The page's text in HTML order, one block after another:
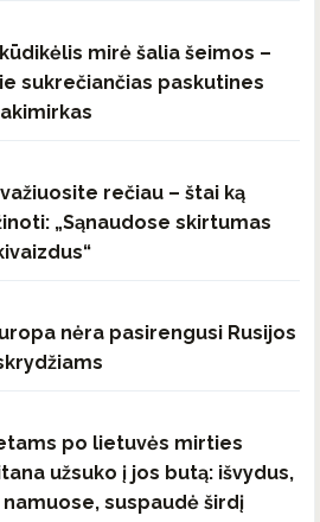
mirė šalia šeimos –
sukrečiančias paskutines
rečiau – štai ką
„Sąnaudose skirtumas
nėra pasirengusi Rusijos
po lietuvės mirties
užsuko į jos butą: išvydus,
namuose, suspaudė širdį